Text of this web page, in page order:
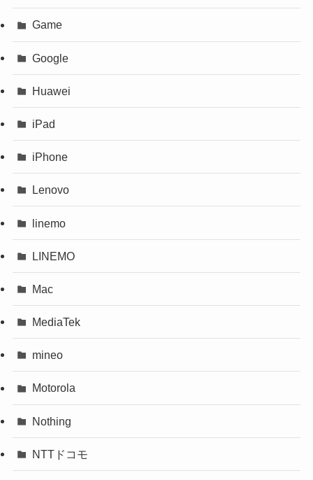
Game
Google
Huawei
iPad
iPhone
Lenovo
linemo
LINEMO
Mac
MediaTek
mineo
Motorola
Nothing
NTTドコモ